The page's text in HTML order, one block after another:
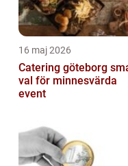
16 maj 2026
Catering göteborg smarta
val för minnesvärda
event